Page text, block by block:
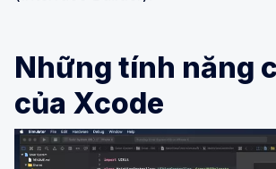
Những tính năng
của Xcode